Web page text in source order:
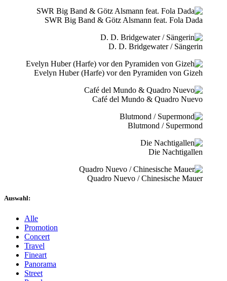
SWR Big Band & Götz Alsmann feat. Fola Dada
D. D. Bridgewater / Sängerin
Evelyn Huber (Harfe) vor den Pyramiden von Gizeh
Café del Mundo & Quadro Nuevo
Blutmond / Supermond
Die Nachtigallen
Quadro Nuevo / Chinesische Mauer
Auswahl:
Alle
Promotion
Concert
Travel
Fineart
Panorama
Street